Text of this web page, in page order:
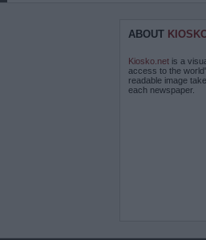
ABOUT
Kiosko.net is a
access to the
readable image
each newspaper.